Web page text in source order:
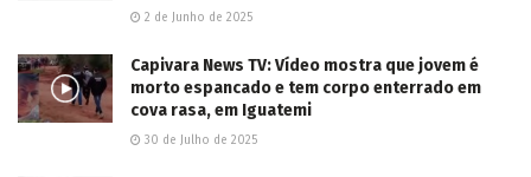
2 de Junho de 2025
Capivara News TV: Vídeo mostra que jovem é
morto espancado e tem corpo enterrado em
cova rasa, em Iguatemi
30 de Julho de 2025